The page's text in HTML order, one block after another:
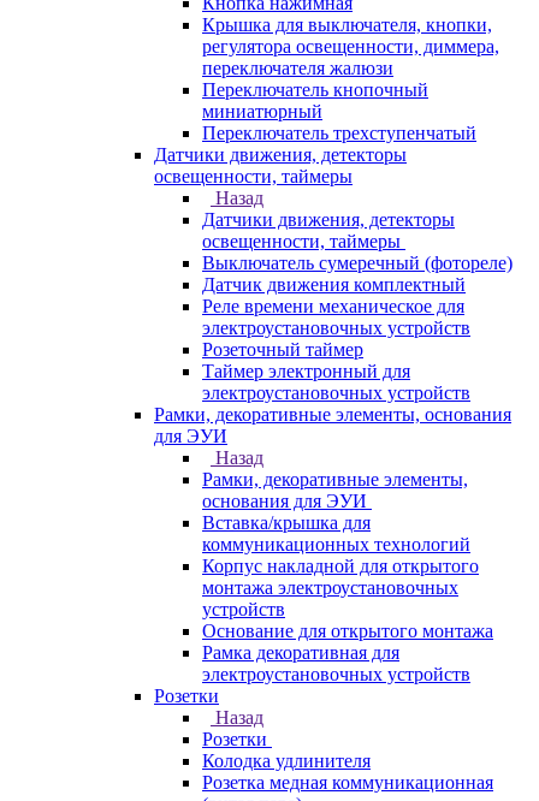
Крышка для выключателя, кнопки,
регулятора освещенности, диммера,
переключателя жалюзи
Переключатель кнопочный
миниатюрный
Переключатель трехступенчатый
Датчики движения, детекторы
освещенности, таймеры
Назад
Датчики движения, детекторы
освещенности, таймеры
Выключатель сумеречный (фотореле)
Датчик движения комплектный
Реле времени механическое для
электроустановочных устройств
Розеточный таймер
Таймер электронный для
электроустановочных устройств
Рамки, декоративные элементы, основания
для ЭУИ
Назад
Рамки, декоративные элементы,
основания для ЭУИ
Вставка/крышка для
коммуникационных технологий
Корпус накладной для открытого
монтажа электроустановочных
устройств
Основание для открытого монтажа
Рамка декоративная для
электроустановочных устройств
Розетки
Назад
Розетки
Колодка удлинителя
Розетка медная коммуникационная